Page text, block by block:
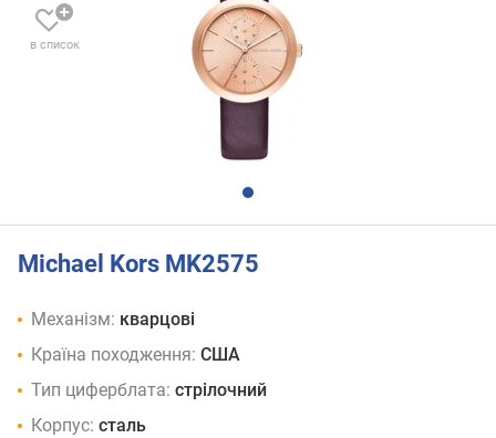
в список
Michael Kors MK2575
Механізм: кварцові
Країна походження: США
Тип циферблата: стрілочний
Корпус: сталь